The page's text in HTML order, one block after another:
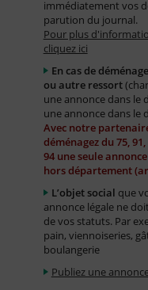
immédiatement vos
parution du journal.
Pour plus
cliquez ici
En cas de
ou autre ressort
une annonce dans le
une annonce dans le
Avec notre
déménagez du 75,
94 une seule
hors département
L’objet social que
annonce légale ne
de vos statuts. Par
pain, viennoiseries,
boulangerie
Publiez une